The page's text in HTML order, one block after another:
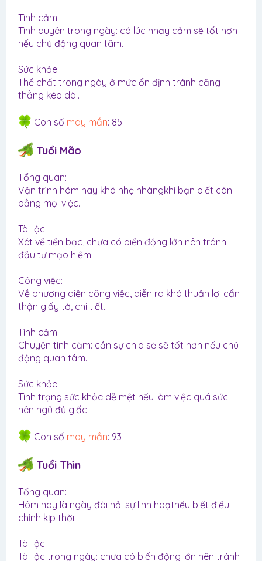
Tình cảm:
Tình duyên trong ngày: có lúc nhạy cảm sẽ tốt hơn
nếu chủ động quan tâm.
Sức khỏe:
Thể chất trong ngày ở mức ổn định tránh căng
thẳng kéo dài.
Con số may mắn: 85
Tuổi Mão
Tổng quan:
Vận trình hôm nay khá nhẹ nhàngkhi bạn biết cân
bằng mọi việc.
Tài lộc:
Xét về tiền bạc, chưa có biến động lớn nên tránh
đầu tư mạo hiểm.
Công việc:
Về phương diện công việc, diễn ra khá thuận lợi cẩn
thận giấy tờ, chi tiết.
Tình cảm:
Chuyện tình cảm: cần sự chia sẻ sẽ tốt hơn nếu chủ
động quan tâm.
Sức khỏe:
Tình trạng sức khỏe dễ mệt nếu làm việc quá sức
nên ngủ đủ giấc.
Con số may mắn: 93
Tuổi Thìn
Tổng quan:
Hôm nay là ngày đòi hỏi sự linh hoạtnếu biết điều
chỉnh kịp thời.
Tài lộc:
Tài lộc trong ngày: chưa có biến động lớn nên tránh